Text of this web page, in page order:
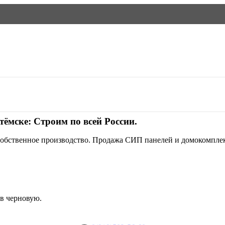
Cтроим по всей России.
производство. Продажа СИП панелей и
черновую.